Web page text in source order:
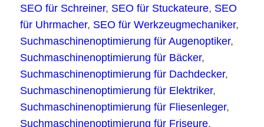
SEO für Schreiner, SEO für Stuckateure, SEO
für Uhrmacher, SEO für Werkzeugmechaniker,
Suchmaschinenoptimierung für Augenoptiker,
Suchmaschinenoptimierung für Bäcker,
Suchmaschinenoptimierung für Dachdecker,
Suchmaschinenoptimierung für Elektriker,
Suchmaschinenoptimierung für Fliesenleger,
Suchmaschinenoptimierung für Friseure,